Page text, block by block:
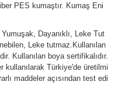
PES kumaştır. Kumaş Eni
Dayanıklı, Leke Tut
Leke tutmaz.Kullanılan
Kullanılan boya sertifikalıdır.
kullanılarak Türkiye'de üretilmi
maddeler açısından test edi